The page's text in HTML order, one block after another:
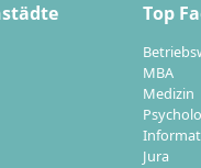
und hinter der
Seniorinnen
Top
MBA
Medizin
Jura